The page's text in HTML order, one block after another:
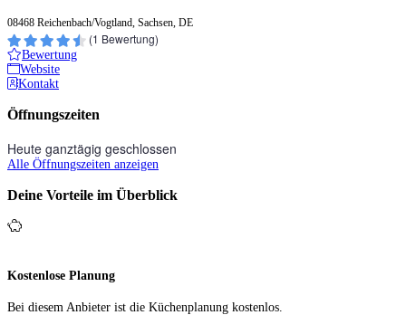
08468 Reichenbach/Vogtland, Sachsen, DE
(1 Bewertung)
Bewertung
Website
Kontakt
Öffnungszeiten
Heute ganztägig geschlossen
Alle Öffnungszeiten anzeigen
Deine Vorteile im Überblick
Kostenlose Planung
Bei diesem Anbieter ist die Küchen­planung kostenlos.